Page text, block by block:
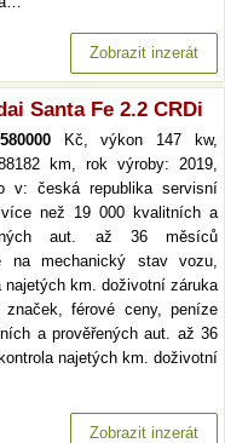
Zobrazit inzerát
Santa Fe 2.2 CRDi
580000Kč, výkon 147 kw,
km, rok výroby: 2019,
v: česká republika servisní
než 19 000 kvalitních a
aut. až 36 měsíců
na mechanický stav vozu,
najetých km. doživotní záruka
férové ceny, peníze
a prověřených aut. až 36
najetých km. doživotní
Zobrazit inzerát